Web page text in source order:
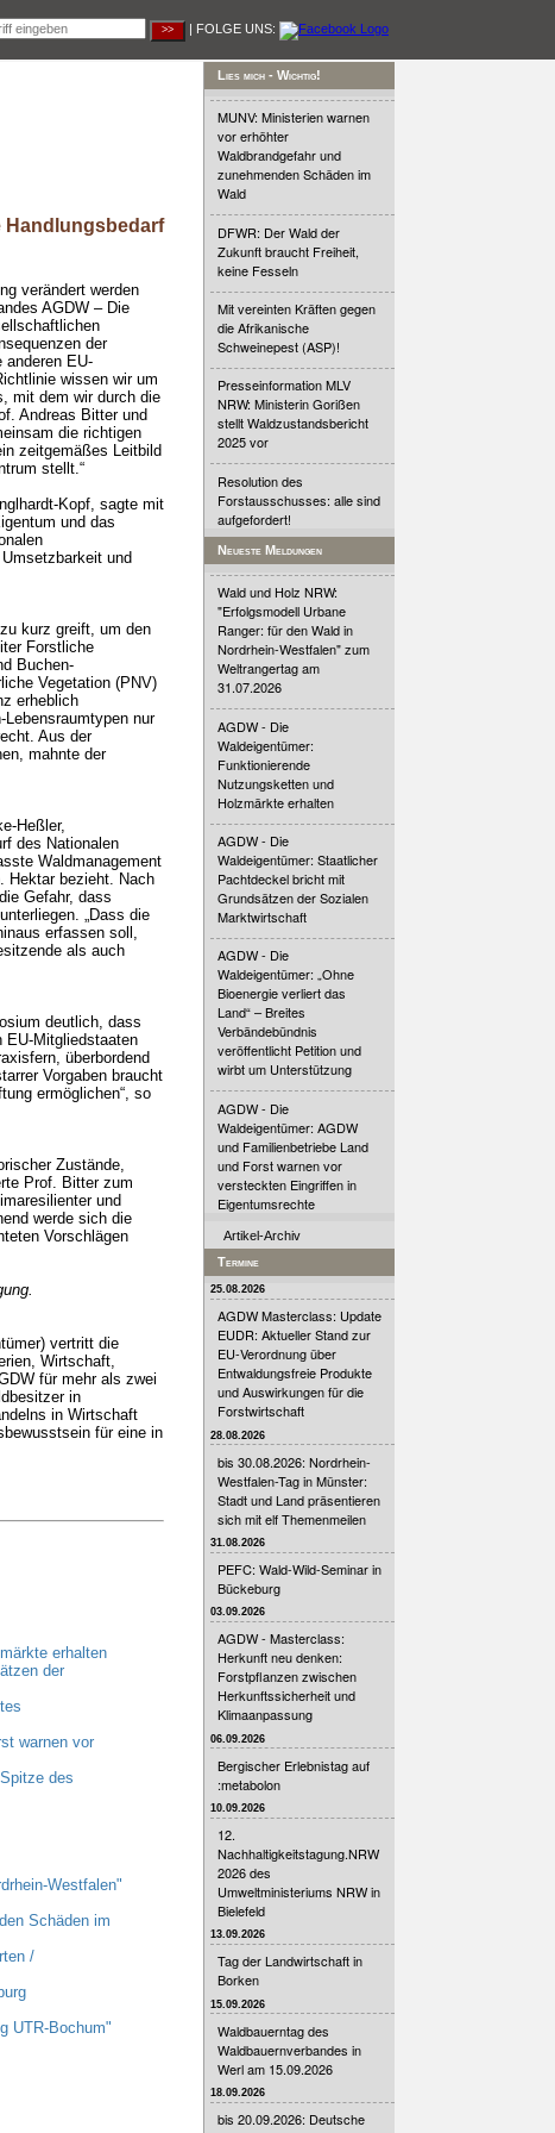
| FOLGE UNS:
Handlungsbedarf
verändert werden
AGDW – Die
der
anderen EU-
wissen wir um
mit dem wir durch die
Andreas Bitter und
die richtigen
zeitgemäßes Leitbild
stellt.“
Kopf, sagte mit
und das
und
kurz greift, um den
Forstliche
Buchen-
Vegetation (PNV)
erheblich
nur
Aus der
mahnte der
Heßler,
des Nationalen
Waldmanagement
Hektar bezieht. Nach
Gefahr, dass
„Dass die
erfassen soll,
als auch
deutlich, dass
EU-Mitgliedstaaten
überbordend
Vorgaben braucht
ermöglichen“, so
Zustände,
Prof. Bitter zum
und
werde sich die
Vorschlägen
vertritt die
Wirtschaft,
für mehr als zwei
in
in Wirtschaft
für eine in
erhalten
der
warnen vor
des
Westfalen"
Schäden im
/
UTR-Bochum"
Lies mich - Wichtig!
MUNV: Ministerien warnen
vor erhöhter
Waldbrandgefahr und
zunehmenden Schäden im
Wald
DFWR: Der Wald der
Zukunft braucht Freiheit,
keine Fesseln
Mit vereinten Kräften gegen
die Afrikanische
Schweinepest (ASP)!
Presseinformation MLV
NRW: Ministerin Gorißen
stellt Waldzustandsbericht
2025 vor
Resolution des
Forstausschusses: alle sind
aufgefordert!
Neueste Meldungen
Wald und Holz NRW:
"Erfolgsmodell Urbane
Ranger: für den Wald in
Nordrhein-Westfalen" zum
Weltrangertag am
31.07.2026
AGDW - Die
Waldeigentümer:
Funktionierende
Nutzungsketten und
Holzmärkte erhalten
AGDW - Die
Waldeigentümer: Staatlicher
Pachtdeckel bricht mit
Grundsätzen der Sozialen
Marktwirtschaft
AGDW - Die
Waldeigentümer: „Ohne
Bioenergie verliert das
Land“ – Breites
Verbändebündnis
veröffentlicht Petition und
wirbt um Unterstützung
AGDW - Die
Waldeigentümer: AGDW
und Familienbetriebe Land
und Forst warnen vor
versteckten Eingriffen in
Eigentumsrechte
Artikel-Archiv
Termine
25.08.2026
AGDW Masterclass: Update
EUDR: Aktueller Stand zur
EU-Verordnung über
Entwaldungsfreie Produkte
und Auswirkungen für die
Forstwirtschaft
28.08.2026
bis 30.08.2026: Nordrhein-
Westfalen-Tag in Münster:
Stadt und Land präsentieren
sich mit elf Themenmeilen
31.08.2026
PEFC: Wald-Wild-Seminar in
Bückeburg
03.09.2026
AGDW - Masterclass:
Herkunft neu denken:
Forstpflanzen zwischen
Herkunftssicherheit und
Klimaanpassung
06.09.2026
Bergischer Erlebnistag auf
:metabolon
10.09.2026
12.
Nachhaltigkeitstagung.NRW
2026 des
Umweltministeriums NRW in
Bielefeld
13.09.2026
Tag der Landwirtschaft in
Borken
15.09.2026
Waldbauerntag des
Waldbauernverbandes in
Werl am 15.09.2026
18.09.2026
bis 20.09.2026: Deutsche